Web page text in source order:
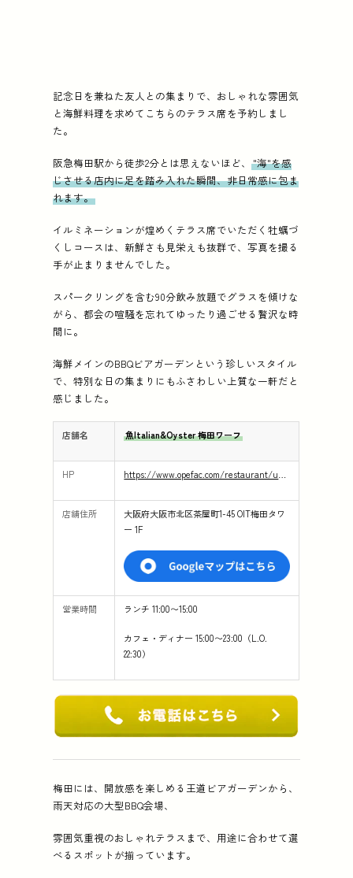
記念日を兼ねた友人との集まりで、おしゃれな雰囲気
と海鮮料理を求めてこちらのテラス席を予約しまし
た。
阪急梅田駅から徒歩2分とは思えないほど、"海"を感
じさせる店内に足を踏み入れた瞬間、非日常感に包ま
れます。
イルミネーションが煌めくテラス席でいただく牡蠣づ
くしコースは、新鮮さも見栄えも抜群で、写真を撮る
手が止まりませんでした。
スパークリングを含む90分飲み放題でグラスを傾けな
がら、都会の喧騒を忘れてゆったり過ごせる贅沢な時
間に。
海鮮メインのBBQビアガーデンという珍しいスタイル
で、特別な日の集まりにもふさわしい上質な一軒だと
感じました。
店舗名 魚Italian&Oyster 梅田ワーフ
HP https://www.opefac.com/restaurant/u_wharf
店舗住所
大阪府大阪市北区茶屋町1-45 OIT梅田タワ
ー 1F
営業時間 ランチ 11:00〜15:00
カフェ・ディナー 15:00〜23:00（L.O.
22:30）
梅田には、開放感を楽しめる王道ビアガーデンから、
雨天対応の大型BBQ会場、
雰囲気重視のおしゃれテラスまで、用途に合わせて選
べるスポットが揃っています。